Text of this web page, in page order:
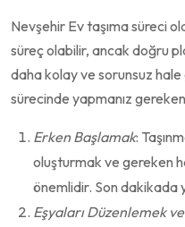
Nevşehir Ev taşıma süreci
süreç olabilir, ancak doğru
daha kolay ve sorunsuz
sürecinde yapmanız
Erken Başlamak:
oluşturmak ve gereken
önemlidir. Son dakikada
Eşyaları Düzenlemek